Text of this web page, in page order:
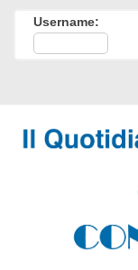
Username: